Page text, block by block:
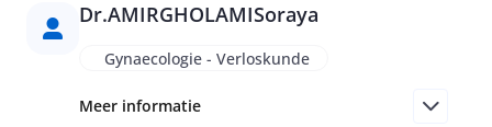
Dr.AMIRGHOLAMISoraya
Gynaecologie - Verloskunde
Meer informatie